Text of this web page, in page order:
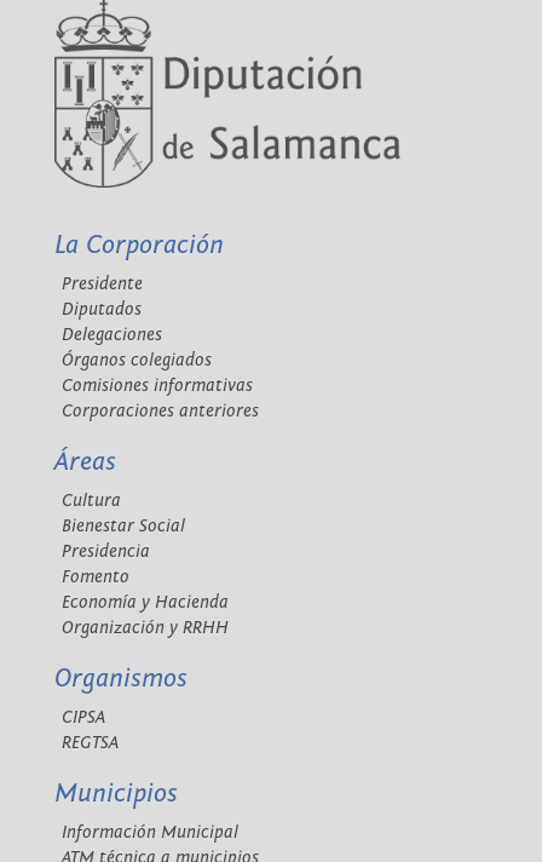
La Corporación
Presidente
Diputados
Delegaciones
Órganos colegiados
Comisiones informativas
Corporaciones anteriores
Áreas
Cultura
Bienestar Social
Presidencia
Fomento
Economía y Hacienda
Organización y RRHH
Organismos
CIPSA
REGTSA
Municipios
Información Municipal
ATM técnica a municipios